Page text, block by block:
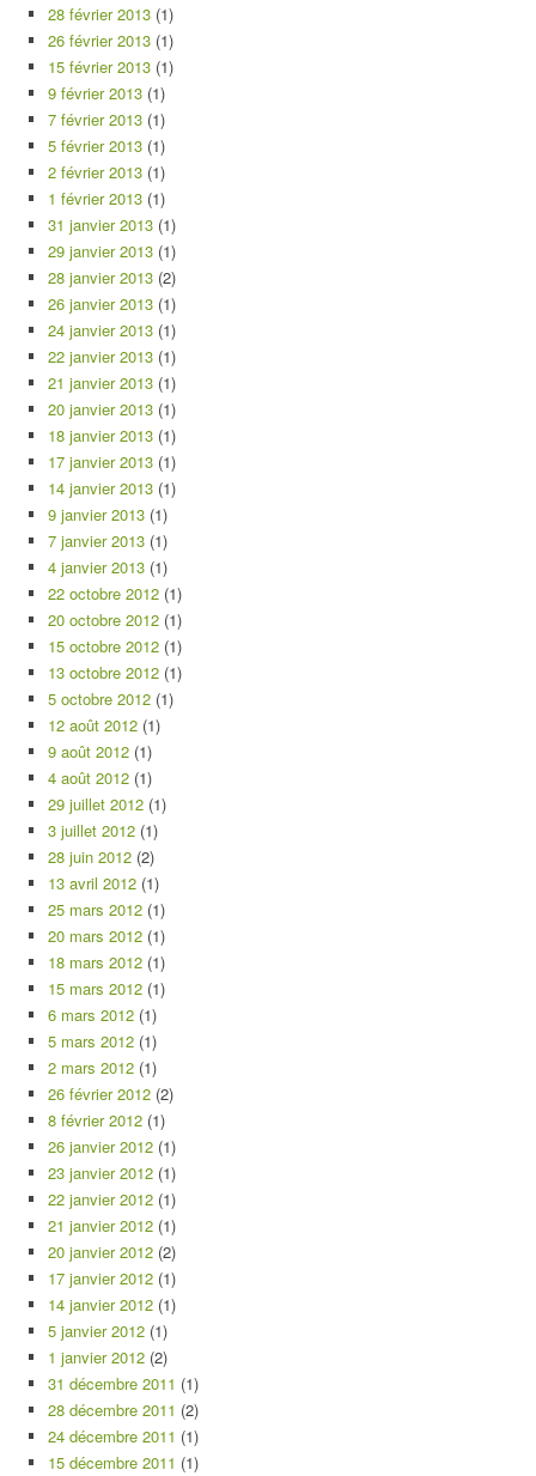
28 février 2013 (1)
26 février 2013 (1)
15 février 2013 (1)
9 février 2013 (1)
7 février 2013 (1)
5 février 2013 (1)
2 février 2013 (1)
1 février 2013 (1)
31 janvier 2013 (1)
29 janvier 2013 (1)
28 janvier 2013 (2)
26 janvier 2013 (1)
24 janvier 2013 (1)
22 janvier 2013 (1)
21 janvier 2013 (1)
20 janvier 2013 (1)
18 janvier 2013 (1)
17 janvier 2013 (1)
14 janvier 2013 (1)
9 janvier 2013 (1)
7 janvier 2013 (1)
4 janvier 2013 (1)
22 octobre 2012 (1)
20 octobre 2012 (1)
15 octobre 2012 (1)
13 octobre 2012 (1)
5 octobre 2012 (1)
12 août 2012 (1)
9 août 2012 (1)
4 août 2012 (1)
29 juillet 2012 (1)
3 juillet 2012 (1)
28 juin 2012 (2)
13 avril 2012 (1)
25 mars 2012 (1)
20 mars 2012 (1)
18 mars 2012 (1)
15 mars 2012 (1)
6 mars 2012 (1)
5 mars 2012 (1)
2 mars 2012 (1)
26 février 2012 (2)
8 février 2012 (1)
26 janvier 2012 (1)
23 janvier 2012 (1)
22 janvier 2012 (1)
21 janvier 2012 (1)
20 janvier 2012 (2)
17 janvier 2012 (1)
14 janvier 2012 (1)
5 janvier 2012 (1)
1 janvier 2012 (2)
31 décembre 2011 (1)
28 décembre 2011 (2)
24 décembre 2011 (1)
15 décembre 2011 (1)